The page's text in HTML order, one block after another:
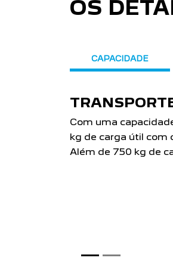
OS
CAPACIDADE
TRANSPORTE O QUE
Com uma capacidade de carga de
kg de carga útil com carteira tipo
Além de 750 kg de capacidade de